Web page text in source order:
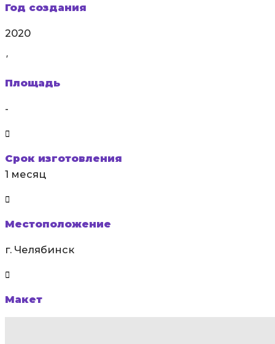
Год создания
2020
Площадь
-
Срок изготовления
1 месяц
Местоположение
г. Челябинск
Макет